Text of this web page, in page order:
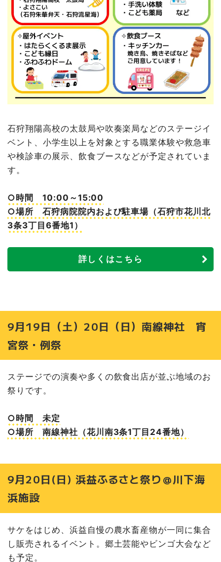
石狩翔陽高校の太鼓局や吹奏楽局などのステージイ
ベント、小学生以上を対象とする職業体験や救急車
や検診車の展示、飲食ブースなどが予定されていま
す。
○時間 10:00～15:00
○場所 石狩病院院内および駐車場（石狩市花川北
3条3丁目6番地1）
詳しくはこちら
9月19日（土）20日（日）南線神社 宵
宮祭・例祭
ステージでの演奏や多くの飲食出店が並ぶ地域のお
祭りです。
○時間 未定
○場所 南線神社（花川南3条1丁目24番地）
9月20日(日) 浜益ふるさと祭り＠川下海
浜施設
サケをはじめ、浜益自慢の農水畜産物が一同に集合
し販売されるイベント。郷土芸能やビンゴ大会など
も予定。